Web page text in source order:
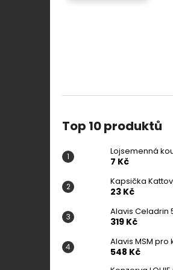
Top 10 produktů
Lojsemenná
7 Kč
Kapsička
23 Kč
Alavis Celadrin
319 Kč
Alavis MSM pro
548 Kč